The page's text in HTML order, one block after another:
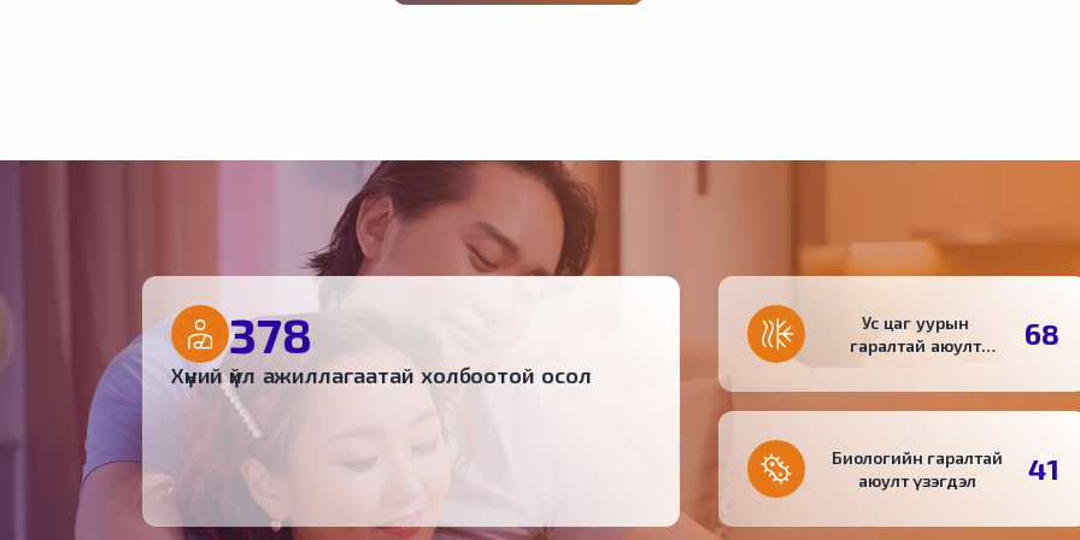
378
Хүний үйл ажиллагаатай холбоотой осол
Ус цаг уурын
гаралтай аюулт
68
Биологийн гаралтай
аюулт үзэгдэл
41